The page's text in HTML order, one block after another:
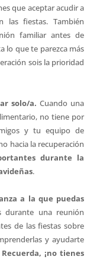
que aceptar acudir a
las fiestas. También
familiar antes de
lo que te parezca más
sois la prioridad
solo/a. Cuando una
no tiene por
y tu equipo de
hacia la recuperación
durante la
.
a la que puedas
durante una reunión
de las fiestas sobre
y ayudarte
Recuerda, ¡no tienes